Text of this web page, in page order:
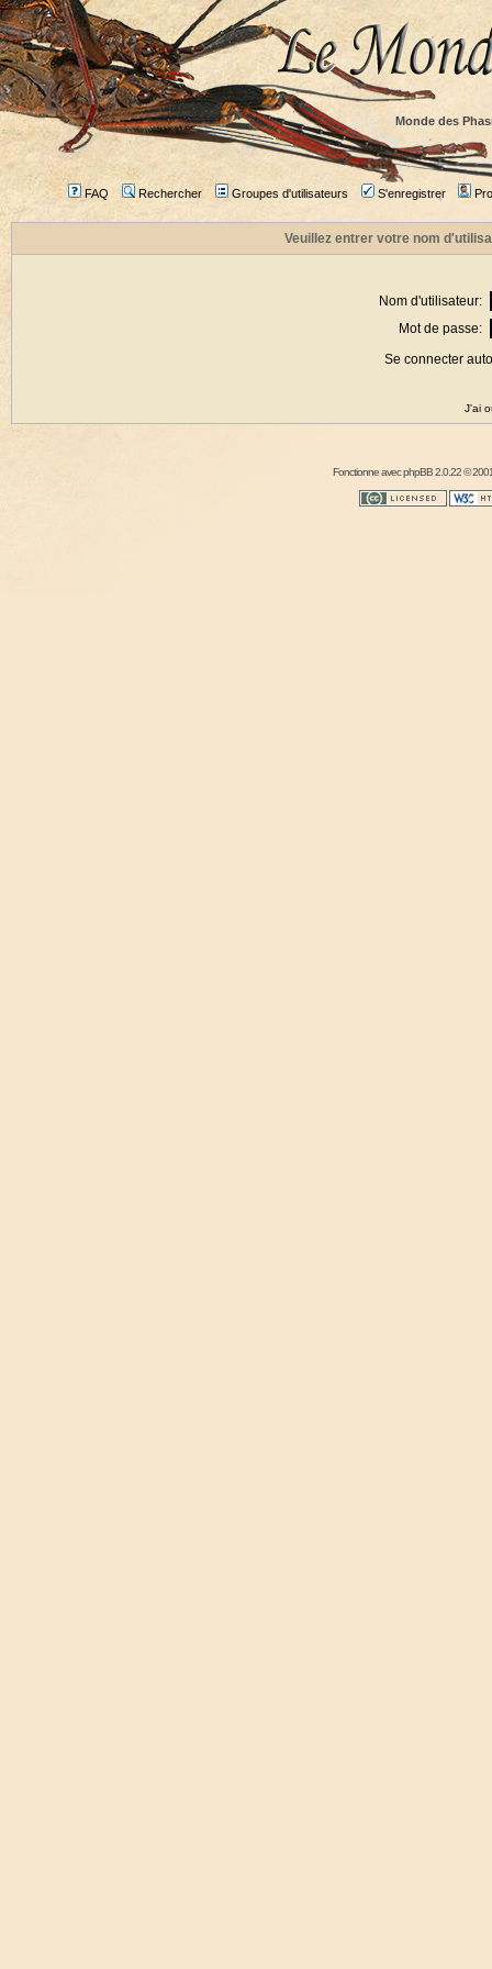
Monde des
FAQ Rechercher Groupes d'utilisateurs S'enregistrer
Veuillez entrer votre nom
Nom d'utilisateur:
Mot de passe:
Se connecter
J'ai
Fonctionne avecphpBB2.0.22 ©